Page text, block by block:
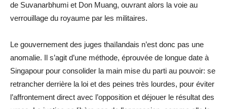
de Suvanarbhumi et Don Muang, ouvrant alors la voie au
verrouillage du royaume par les militaires.
Le gouvernement des juges thaïlandais n’est donc pas une
anomalie. Il s’agit d’une méthode, éprouvée de longue date à
Singapour pour consolider la main mise du parti au pouvoir: se
retrancher derrière la loi et des peines très lourdes, pour éviter
l’affrontement direct avec l’opposition et déjouer le résultat des